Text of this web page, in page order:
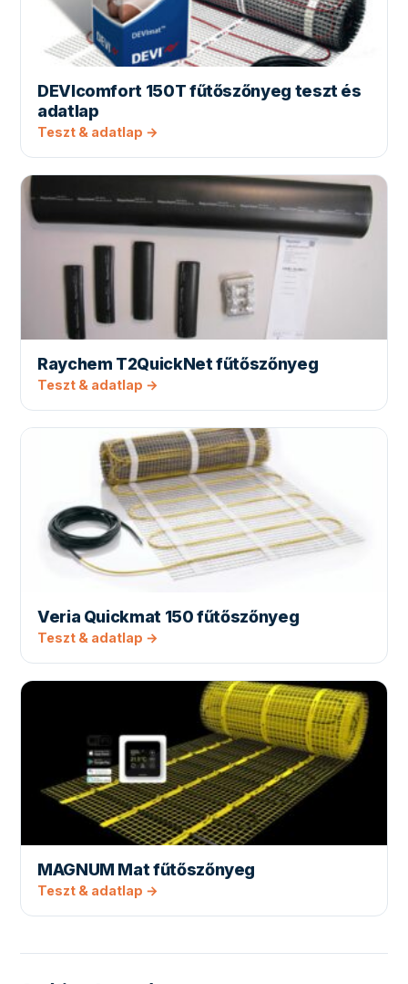
DEVIcomfort 150T fűtőszőnyeg teszt és
adatlap
Teszt & adatlap →
Raychem T2QuickNet fűtőszőnyeg
Teszt & adatlap →
Veria Quickmat 150 fűtőszőnyeg
Teszt & adatlap →
MAGNUM Mat fűtőszőnyeg
Teszt & adatlap →